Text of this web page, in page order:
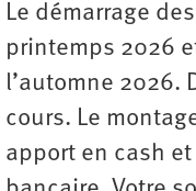
Le démarrage
printemps 2026
l’automne 2026.
cours. Le
apport en cash